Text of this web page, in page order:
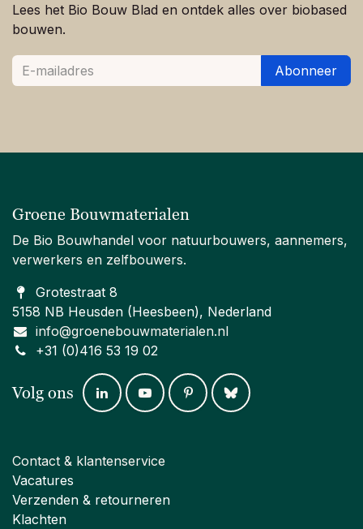
Lees het Bio Bouw Blad en ontdek alles over biobased
bouwen.
Abonneer
Groene Bouwmaterialen
De Bio Bouwhandel voor natuurbouwers, aannemers,
verwerkers en zelfbouwers.
Grotestraat 8
5158 NB Heusden (Heesbeen), Nederland
info@groenebouwmaterialen.nl
+31 (0)416 53 19 02
Volg ons
Contact & klantenservice
Vacatures
Verzenden & retourneren
Klachten